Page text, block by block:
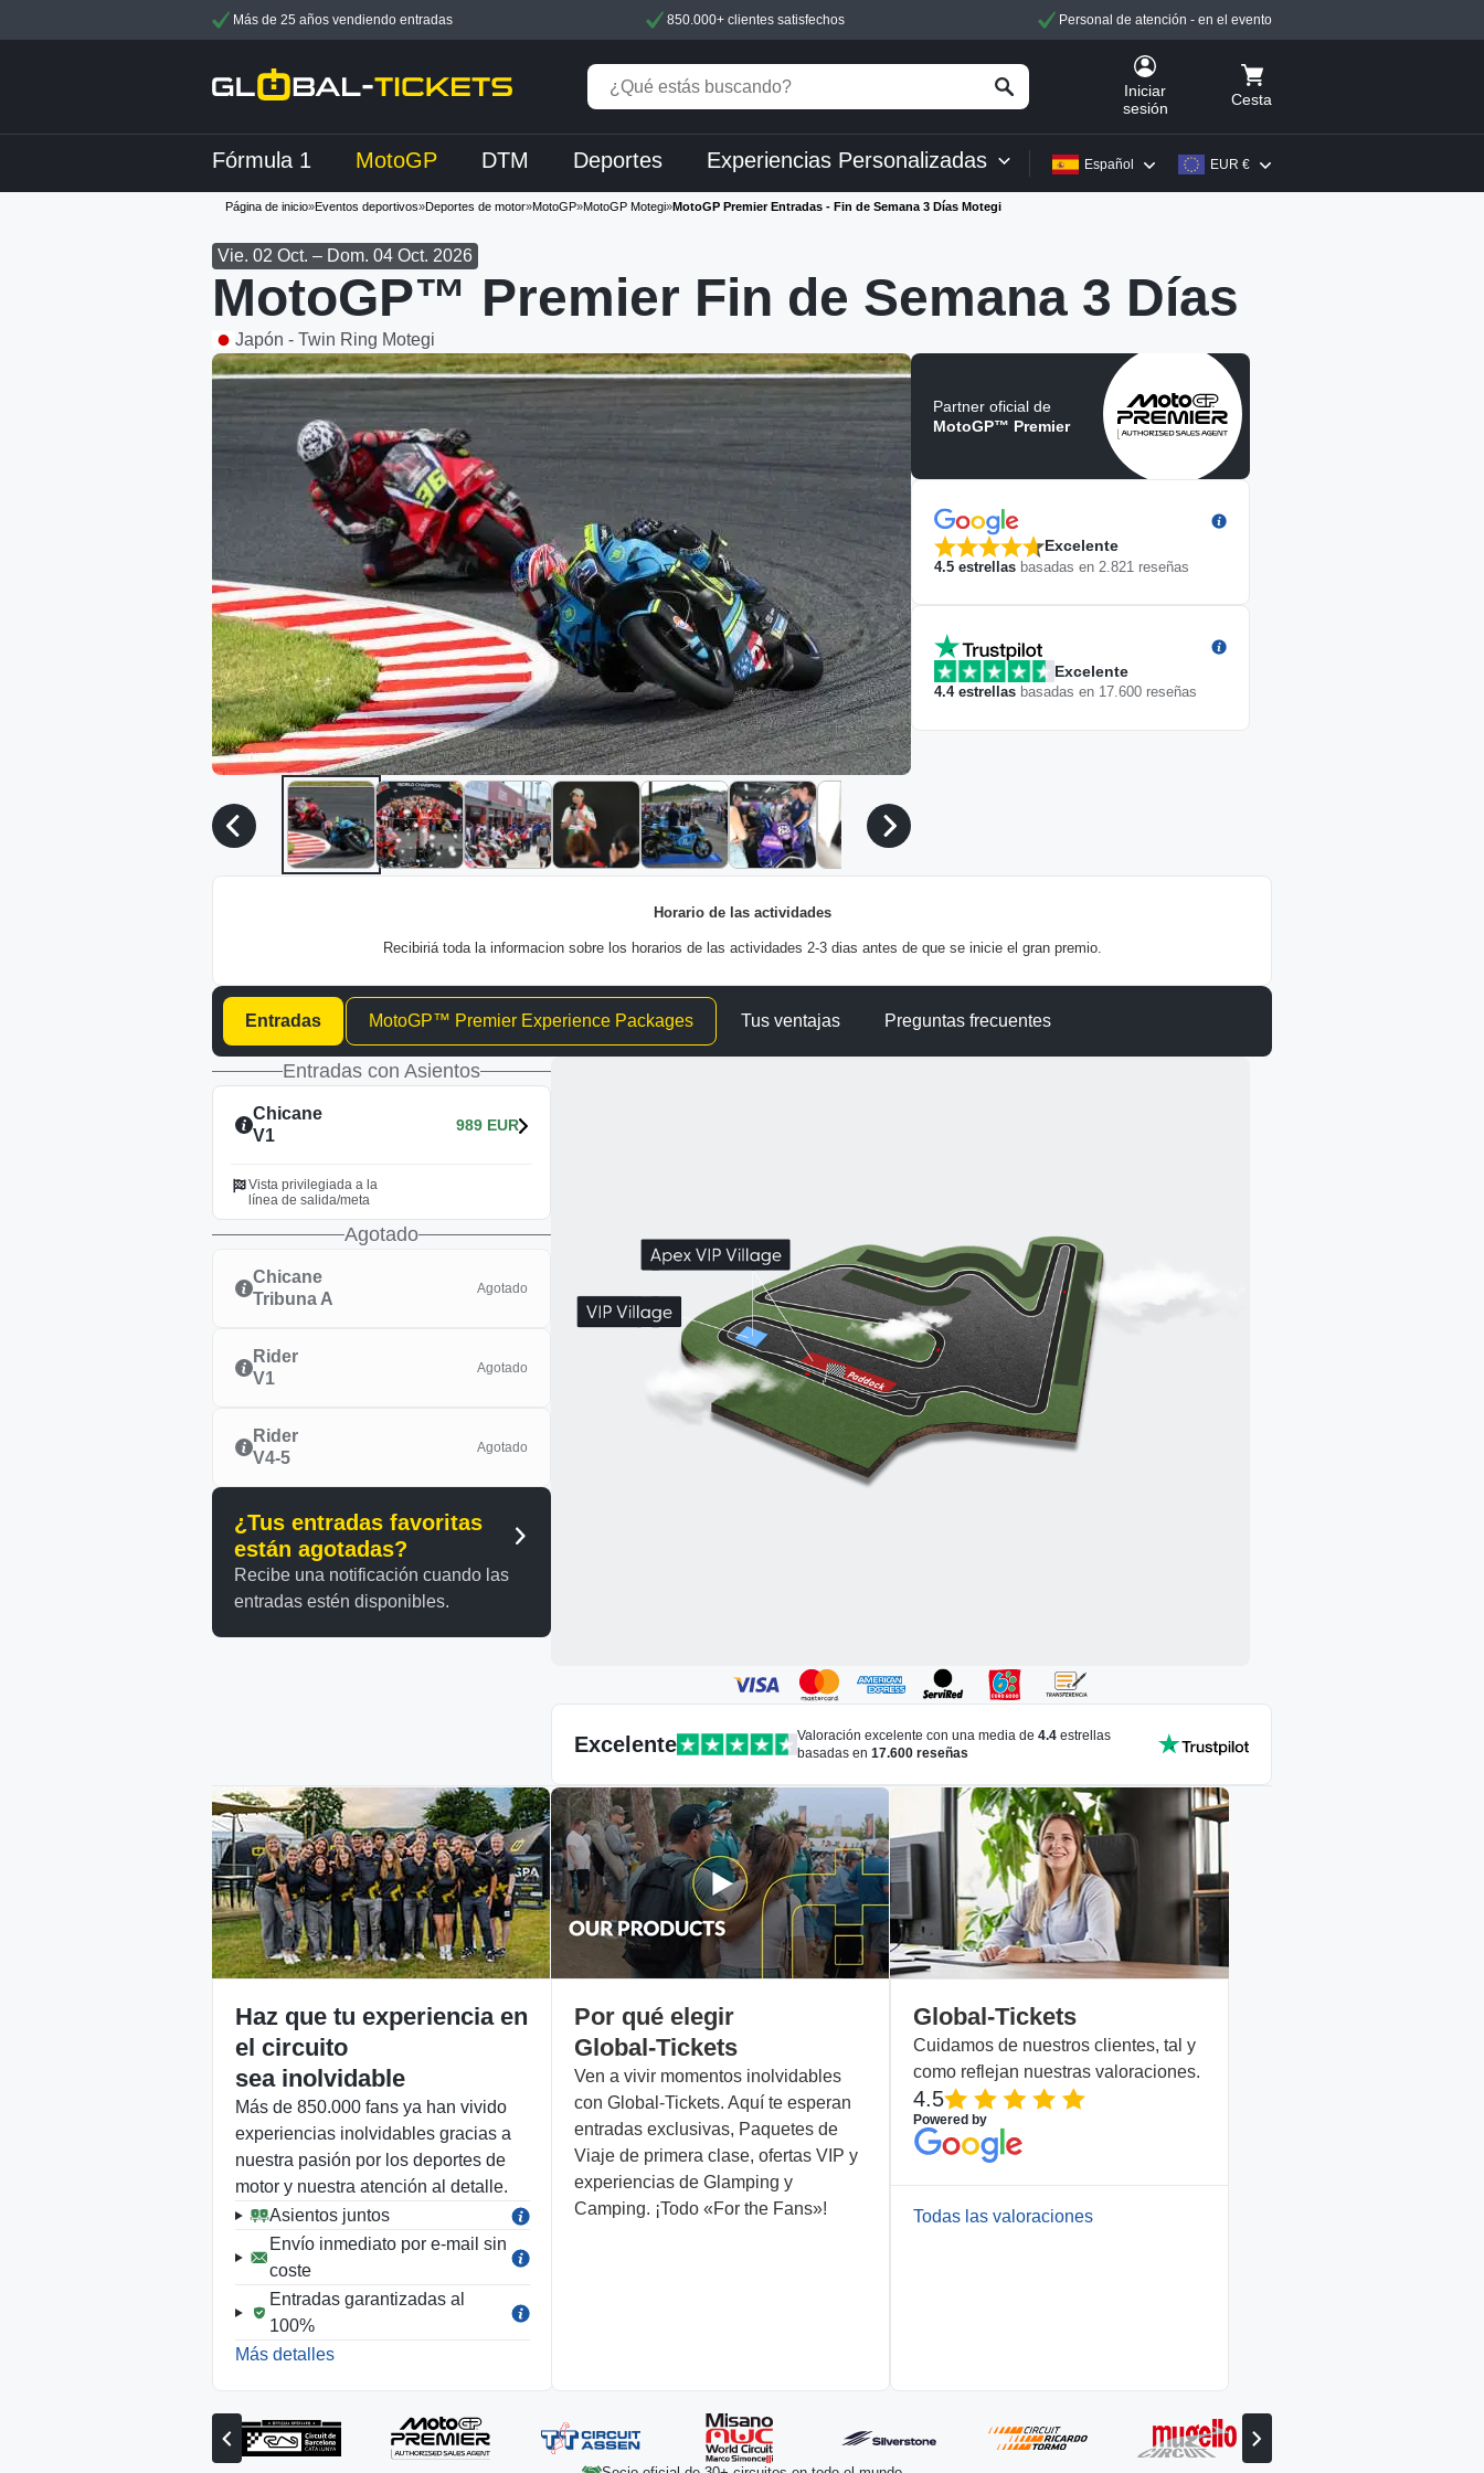
Más de 25 años vendiendo entradas 850.000+ clientes satisfechos Personal de atención - en el evento
Iniciar
sesión
Cesta
Fórmula 1 MotoGP DTM Deportes Experiencias Personalizadas EUR €
Español
Página de inicio»Eventos deportivos»Deportes de motor»MotoGP»MotoGP Motegi»MotoGP Premier Entradas - Fin de Semana 3 Días Motegi
Vie. 02 Oct. – Dom. 04 Oct. 2026
MotoGP™ Premier Fin de Semana 3 Días
Japón - Twin Ring Motegi
Partner oficial de
MotoGP™ Premier
Excelente
4.5 estrellas basadas en 2.821 reseñas
Excelente
4.4estrellas basadas en 17.600 reseñas
Horario de las actividades
Recibiriá toda la informacion sobre los horarios de las actividades 2-3 dias antes de que se inicie el gran premio.
Entradas MotoGP™ Premier Experience Packages Tus ventajas Preguntas frecuentes
Entradas con Asientos
Chicane
V1
989 EUR
Vista privilegiada a la
línea de salida/meta
Agotado
Chicane
Tribuna A
Agotado
Rider
V1
Agotado
Rider
V4-5
Agotado
¿Tus entradas favoritas
están agotadas?
Recibe una notificación cuando las
entradas estén disponibles.
Excelente Valoración excelente con una media de 4.4 estrellas
basadas en 17.600 reseñas
Haz que tu experiencia en
el circuito
sea inolvidable
Más de 850.000 fans ya han vivido
experiencias inolvidables gracias a
nuestra pasión por los deportes de
motor y nuestra atención al detalle.
Asientos juntos
Envío inmediato por e-mail sin
coste
Entradas garantizadas al
100%
Más detalles
Por qué elegir
Global-Tickets
Ven a vivir momentos inolvidables
con Global-Tickets. Aquí te esperan
entradas exclusivas, Paquetes de
Viaje de primera clase, ofertas VIP y
experiencias de Glamping y
Camping. ¡Todo «For the Fans»!
Global-Tickets
Cuidamos de nuestros clientes, tal y
como reflejan nuestras valoraciones.
4.5
Powered by
Todas las valoraciones
Ver
el
Ver
el